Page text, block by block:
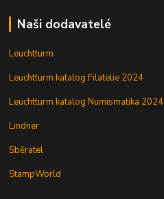
Naši dodavatelé
Leuchtturm
Leuchtturm katalog Filatelie 2024
Leuchtturm katalog Numismatika 2024
Lindner
Sběratel
StampWorld